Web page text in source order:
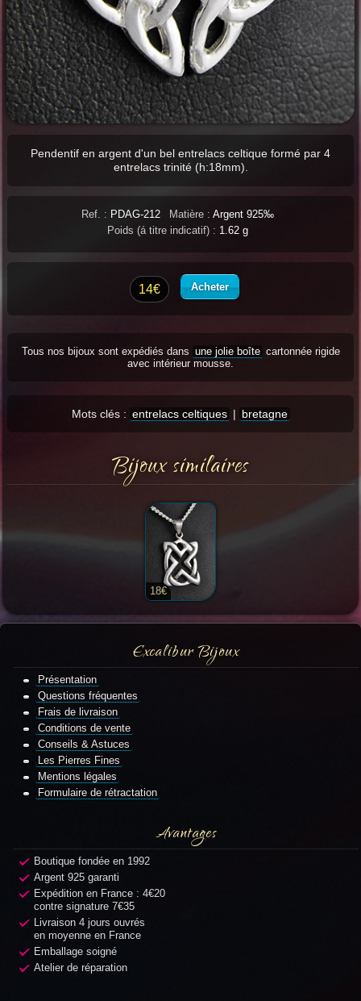
Pendentif en argent d'un bel entrelacs celtique formé par 4
entrelacs trinité (h:18mm).
Ref. : PDAG-212 Matière : Argent 925‰
Poids (á titre indicatif) : 1.62 g
14€ Acheter
Tous nos bijoux sont expédiés dans une jolie boîte cartonnée rigide
avec intérieur mousse.
Mots clés : entrelacs celtiques | bretagne
Bijoux similaires
18€
Excalibur Bijoux
Présentation
Questions fréquentes
Frais de livraison
Conditions de vente
Conseils & Astuces
Les Pierres Fines
Mentions légales
Formulaire de rétractation
Avantages
Boutique fondée en 1992
Argent 925 garanti
Expédition en France : 4€20
contre signature 7€35
Livraison 4 jours ouvrés
en moyenne en France
Emballage soigné
Atelier de réparation